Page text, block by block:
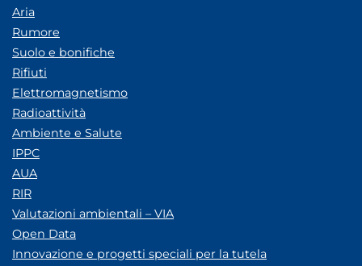
Aria
Rumore
Suolo e bonifiche
Rifiuti
Elettromagnetismo
Radioattività
Ambiente e Salute
IPPC
AUA
RIR
Valutazioni ambientali – VIA
Open Data
Innovazione e progetti speciali per la tutela